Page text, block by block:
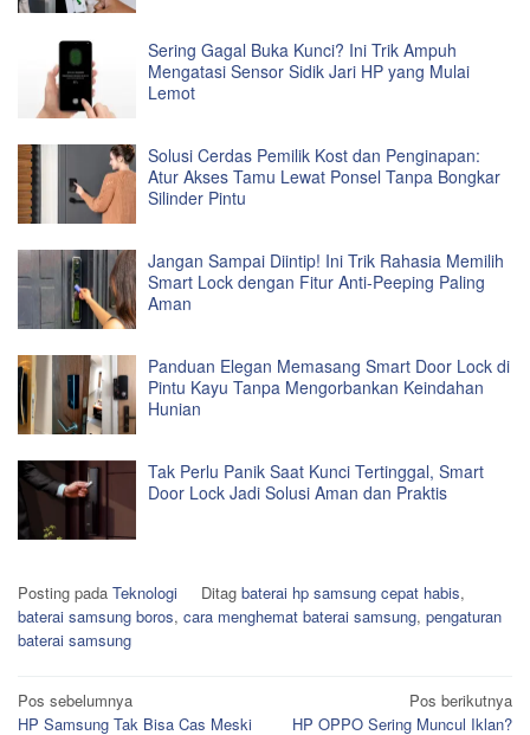
Sering Gagal Buka Kunci? Ini Trik Ampuh
Mengatasi Sensor Sidik Jari HP yang Mulai
Lemot
Solusi Cerdas Pemilik Kost dan Penginapan:
Atur Akses Tamu Lewat Ponsel Tanpa Bongkar
Silinder Pintu
Jangan Sampai Diintip! Ini Trik Rahasia Memilih
Smart Lock dengan Fitur Anti-Peeping Paling
Aman
Panduan Elegan Memasang Smart Door Lock di
Pintu Kayu Tanpa Mengorbankan Keindahan
Hunian
Tak Perlu Panik Saat Kunci Tertinggal, Smart
Door Lock Jadi Solusi Aman dan Praktis
Posting pada Teknologi Ditag baterai hp samsung cepat habis,
baterai samsung boros, cara menghemat baterai samsung, pengaturan
baterai samsung
Navigasi
Pos sebelumnya
HP Samsung Tak Bisa Cas Meski
Pos berikutnya
HP OPPO Sering Muncul Iklan?